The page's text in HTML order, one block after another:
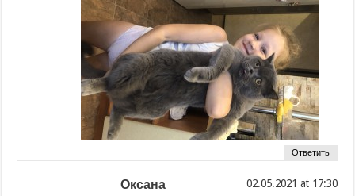
Ответить
Оксана at